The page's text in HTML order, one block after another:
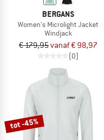
BERGANS
Women's Microlight Jacket
Windjack
€ 179,95vanaf € 98,97
(0)
tot -45%